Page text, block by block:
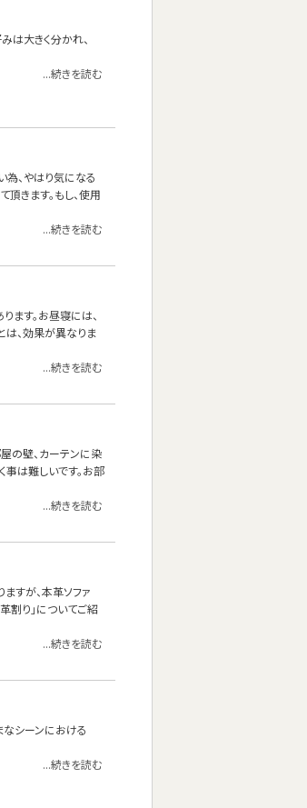
みは大きく分かれ、
...続きを読む
為、やはり気になる
きます。もし、使用
...続きを読む
ます。お昼寝には、
は、効果が異なりま
...続きを読む
の壁、カーテンに染
事は難しいです。お部
...続きを読む
すが、本革ソファ
割り」についてご紹
...続きを読む
なシーンにおける
...続きを読む